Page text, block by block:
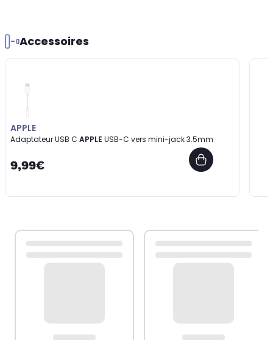
Accessoires
APPLE
Adaptateur USB C APPLE USB-C vers mini-jack 3.5mm
9,99€